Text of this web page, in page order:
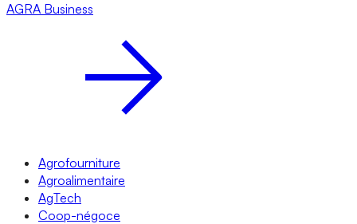
AGRA Business
Agrofourniture
Agroalimentaire
AgTech
Coop-négoce